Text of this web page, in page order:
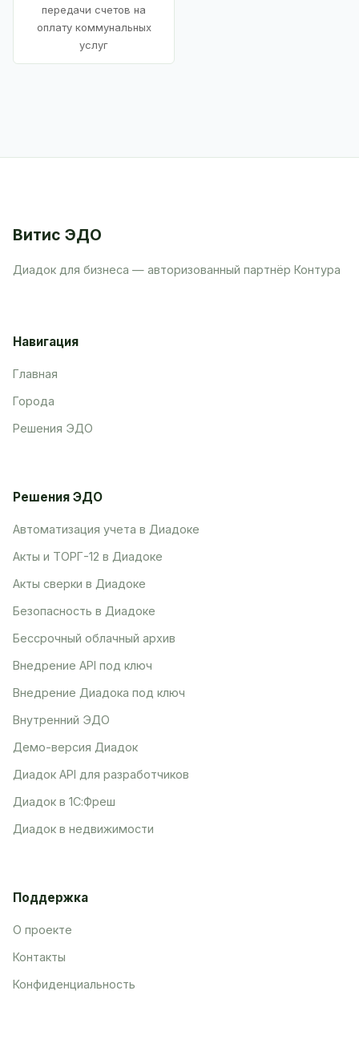
передачи счетов на
оплату коммунальных
услуг
Витис ЭДО
Диадок для бизнеса — авторизованный партнёр Контура
Навигация
Главная
Города
Решения ЭДО
Решения ЭДО
Автоматизация учета в Диадоке
Акты и ТОРГ-12 в Диадоке
Акты сверки в Диадоке
Безопасность в Диадоке
Бессрочный облачный архив
Внедрение API под ключ
Внедрение Диадока под ключ
Внутренний ЭДО
Демо-версия Диадок
Диадок API для разработчиков
Диадок в 1С:Фреш
Диадок в недвижимости
Поддержка
О проекте
Контакты
Конфиденциальность